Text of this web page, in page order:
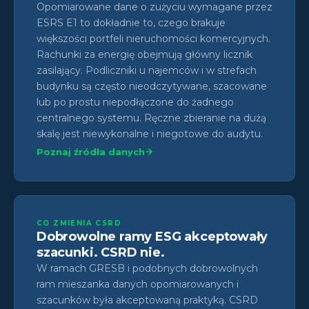
Opomiarowane dane o zużyciu wymagane przez
ESRS E1 to dokładnie to, czego brakuje
większości portfeli nieruchomości komercyjnych.
Rachunki za energię obejmują główny licznik
zasilający. Podliczniki u najemców i w strefach
budynku są często nieodczytywane, szacowane
lub po prostu niepodłączone do żadnego
centralnego systemu. Ręczne zbieranie na dużą
skalę jest niewykonalne i niegotowe do audytu.
Poznaj źródła danych
CO ZMIENIA CSRD
Dobrowolne ramy ESG akceptowały
szacunki. CSRD nie.
W ramach GRESB i podobnych dobrowolnych
ram mieszanka danych opomiarowanych i
szacunków była akceptowaną praktyką. CSRD